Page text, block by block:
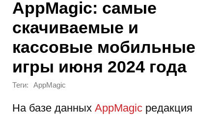
AppMagic: самые
скачиваемые и
кассовые мобильные
игры июня 2024 года
Теги: AppMagic
На базе данных AppMagic редакция